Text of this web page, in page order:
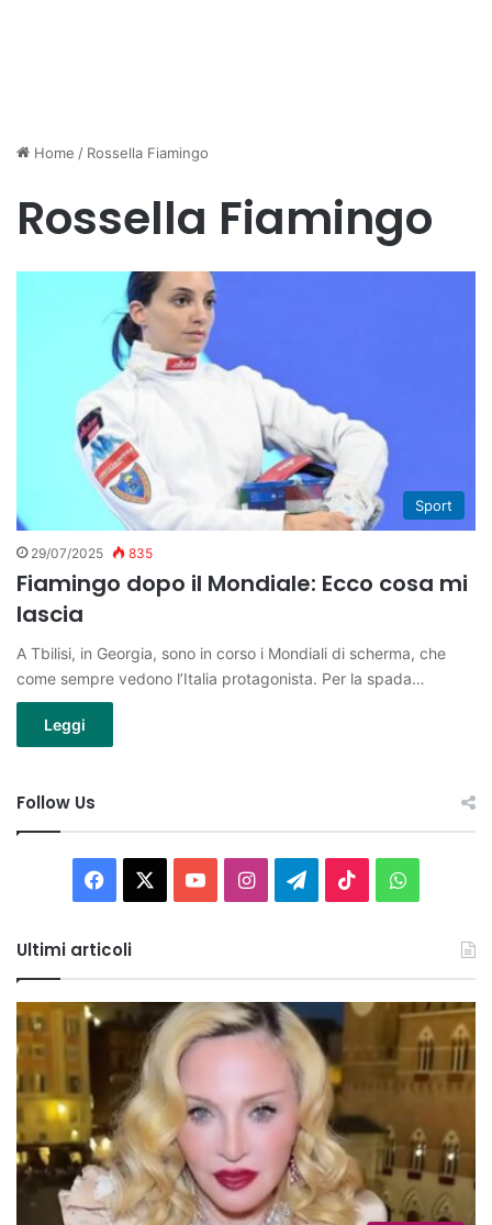
Home / Rossella Fiamingo
Rossella Fiamingo
Sport
29/07/2025 835
Fiamingo dopo il Mondiale: Ecco cosa mi
lascia
A Tbilisi, in Georgia, sono in corso i Mondiali di scherma, che
come sempre vedono l’Italia protagonista. Per la spada…
Leggi
Follow Us
Facebook You InstagramTelegram
TikTok
Ultimi articoli